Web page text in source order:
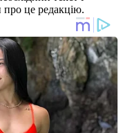
про це редакцію.